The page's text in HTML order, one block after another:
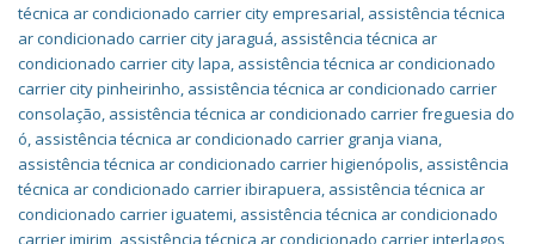
técnica ar condicionado carrier city empresarial, assistência técnica
ar condicionado carrier city jaraguá, assistência técnica ar
condicionado carrier city lapa, assistência técnica ar condicionado
carrier city pinheirinho, assistência técnica ar condicionado carrier
consolação, assistência técnica ar condicionado carrier freguesia do
ó, assistência técnica ar condicionado carrier granja viana,
assistência técnica ar condicionado carrier higienópolis, assistência
técnica ar condicionado carrier ibirapuera, assistência técnica ar
condicionado carrier iguatemi, assistência técnica ar condicionado
carrier imirim, assistência técnica ar condicionado carrier interlagos,